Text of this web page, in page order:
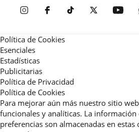
Política de Cookies
Esenciales
Estadísticas
Publicitarias
Política de Privacidad
Política de Cookies
Para mejorar aún más nuestro sitio
funcionales y analíticas. La
preferencias son almacenadas en estas